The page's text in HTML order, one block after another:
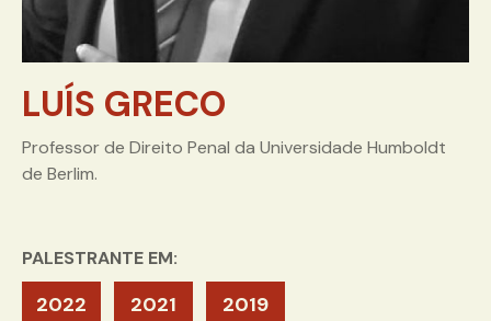
LUÍS GRECO
Professor de Direito Penal da Universidade Humboldt
de Berlim.
PALESTRANTE EM:
2022 2021 2019